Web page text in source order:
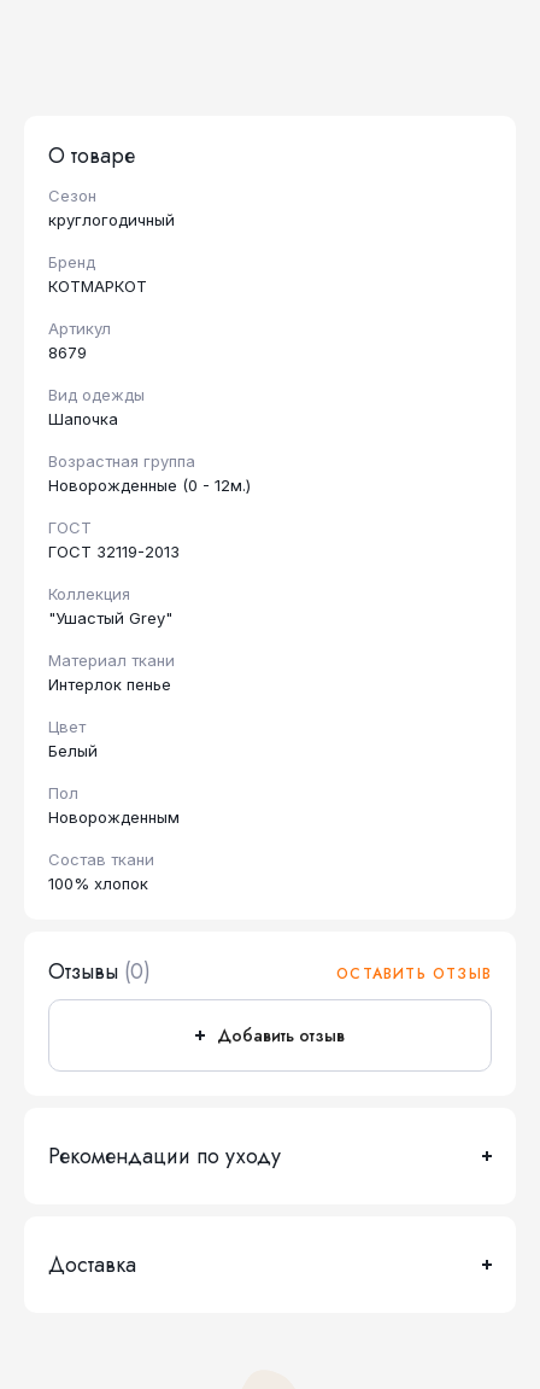
О товаре
Сезон
круглогодичный
Бренд
КОТМАРКОТ
Артикул
8679
Вид одежды
Шапочка
Возрастная группа
Новорожденные (0 - 12м.)
ГОСТ
ГОСТ 32119-2013
Коллекция
"Ушастый Grey"
Материал ткани
Интерлок пенье
Цвет
Белый
Пол
Новорожденным
Состав ткани
100% хлопок
Отзывы (0) ОСТАВИТЬ ОТЗЫВ
Добавить отзыв
Рекомендации по уходу
Доставка